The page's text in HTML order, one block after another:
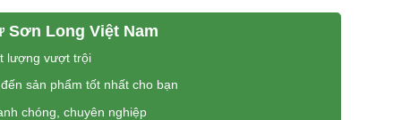
Sơn Long Việt Nam
lượng vượt trội
sản phẩm tốt nhất cho bạn
chóng, chuyên nghiệp